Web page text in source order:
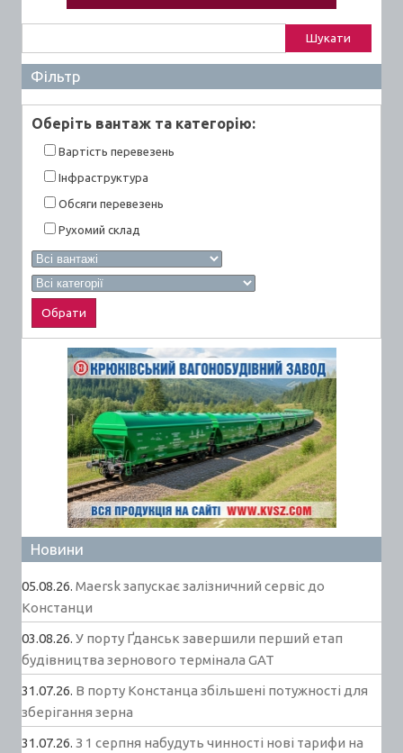
Фільтр
Оберiть вантаж та категорiю:
Вартiсть перевезень
Інфраструктура
Обсяги перевезень
Рухомий склад
Новини
05.08.26. Maersk запускає залізничний сервіс до
Констанци
03.08.26. У порту Ґданськ завершили перший етап
будівництва зернового термінала GAT
31.07.26. В порту Констанца збільшені потужності для
зберігання зерна
31.07.26. З 1 серпня набудуть чинності нові тарифи на